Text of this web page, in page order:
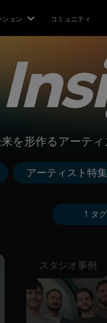
ション コミュニティ
を形作るアーテ
アーティスト特集
1 タ
スタジオ事例